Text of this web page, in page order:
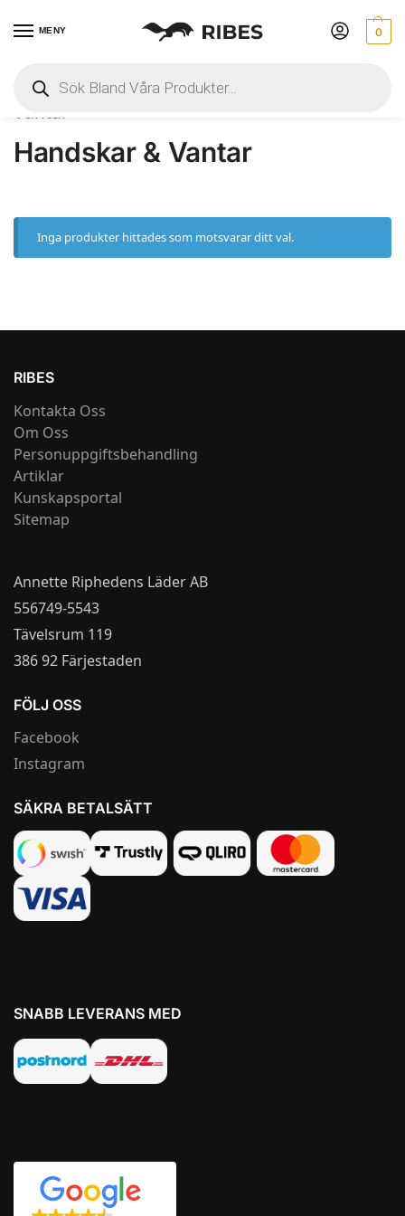
MENY 0
Hem » Herr » Jaktaccessoarer
Vantar
Handskar & Vantar
Inga produkter hittades som motsvarar ditt val.
RIBES
Kontakta Oss
Om Oss
Personuppgiftsbehandling
Artiklar
Kunskapsportal
Sitemap
Annette Riphedens Läder AB
556749-5543
Tävelsrum 119
386 92 Färjestaden
FÖLJ OSS
Facebook
Instagram
SÄKRA BETALSÄTT
SNABB LEVERANS MED